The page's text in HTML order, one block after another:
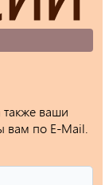
также ваши
вам по E-Mail.